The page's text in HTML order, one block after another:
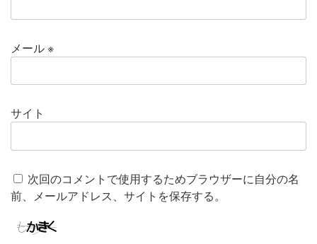
メール※
サイト
次回のコメントで使用するためブラウザーに自分の名
前、メールアドレス、サイトを保存する。